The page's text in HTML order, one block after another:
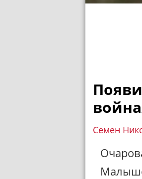
Семен